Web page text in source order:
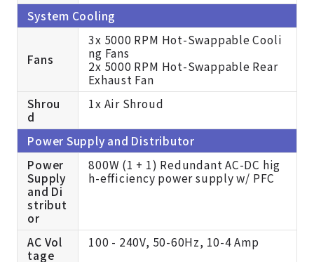
System Cooling
Fans
3x 5000 RPM Hot-Swappable Cooli
ng Fans
2x 5000 RPM Hot-Swappable Rear
Exhaust Fan
Shrou
d
1x Air Shroud
Power Supply and Distributor
Power
Supply
and Di
stribut
or
800W (1 + 1) Redundant AC-DC hig
h-efficiency power supply w/ PFC
AC Vol
tage
100 - 240V, 50-60Hz, 10-4 Amp